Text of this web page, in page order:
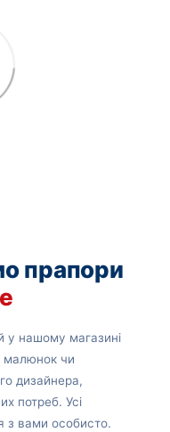
прапори
у нашому магазині
малюнок чи
дизайнера,
потреб. Усі
з вами особисто.